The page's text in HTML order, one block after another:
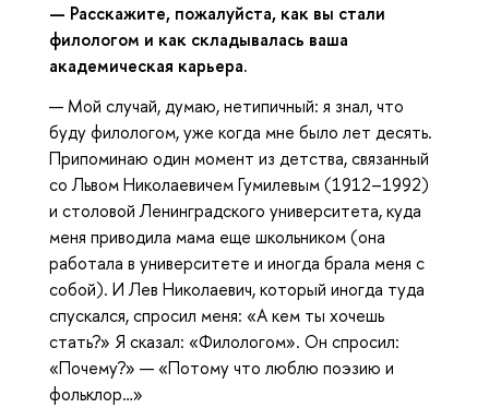
— Расскажите, пожалуйста, как вы стали
филологом и как складывалась ваша
академическая карьера.
— Мой случай, думаю, нетипичный: я знал, что
буду филологом, уже когда мне было лет десять.
Припоминаю один момент из детства, связанный
со Львом Николаевичем Гумилевым (1912–1992)
и столовой Ленинградского университета, куда
меня приводила мама еще школьником (она
работала в университете и иногда брала меня с
собой). И Лев Николаевич, который иногда туда
спускался, спросил меня: «А кем ты хочешь
стать?» Я сказал: «Филологом». Он спросил:
«Почему?» — «Потому что люблю поэзию и
фольклор…»